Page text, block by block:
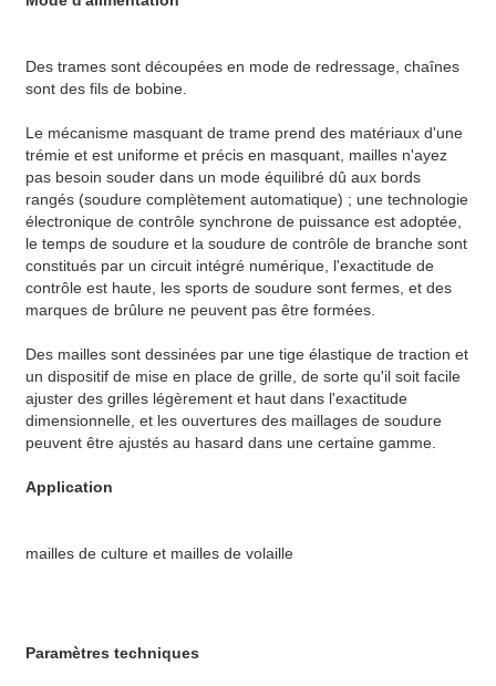
Des trames sont découpées en mode de redressage, chaînes
sont des fils de bobine.
Le mécanisme masquant de trame prend des matériaux d'une
trémie et est uniforme et précis en masquant, mailles n'ayez
pas besoin souder dans un mode équilibré dû aux bords
rangés (soudure complètement automatique) ; une technologie
électronique de contrôle synchrone de puissance est adoptée,
le temps de soudure et la soudure de contrôle de branche sont
constitués par un circuit intégré numérique, l'exactitude de
contrôle est haute, les sports de soudure sont fermes, et des
marques de brûlure ne peuvent pas être formées.
Des mailles sont dessinées par une tige élastique de traction et
un dispositif de mise en place de grille, de sorte qu'il soit facile
ajuster des grilles légèrement et haut dans l'exactitude
dimensionnelle, et les ouvertures des maillages de soudure
peuvent être ajustés au hasard dans une certaine gamme.
Application
mailles de culture et mailles de volaille
Paramètres techniques